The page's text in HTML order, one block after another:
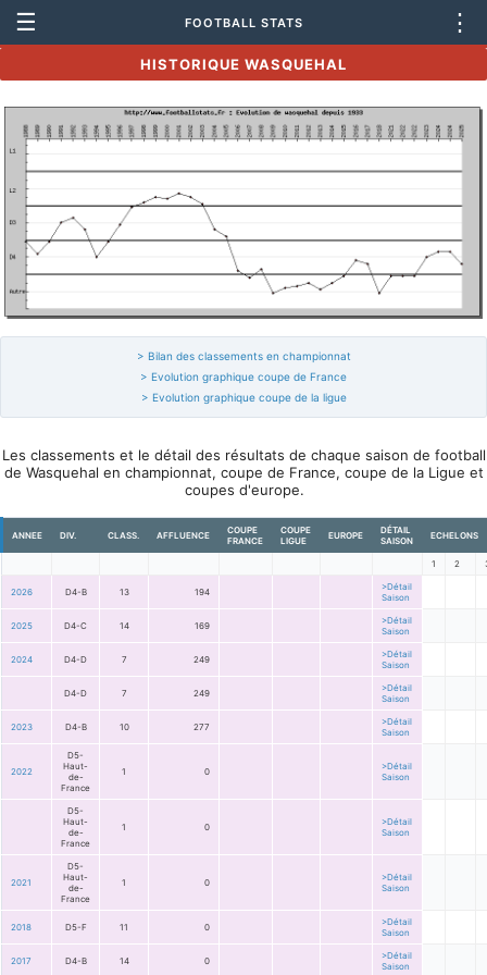
☰ FOOTBALL STATS ⋮
HISTORIQUE WASQUEHAL
> Bilan des classements en championnat
> Evolution graphique coupe de France
> Evolution graphique coupe de la ligue
Les classements et le détail des résultats de chaque saison de football
de Wasquehal en championnat, coupe de France, coupe de la Ligue et
coupes d'europe.
ANNEE DIV. CLASS. AFFLUENCE
COUPE
FRANCE
COUPE
LIGUE
EUROPE
DÉTAIL
SAISON
ECHELONS
1 2
2026 D4-B 13 194
>Détail
Saison
2025 D4-C 14 169
>Détail
Saison
2024 D4-D 7 249
>Détail
Saison
D4-D 7 249
>Détail
Saison
2023 D4-B 10 277
>Détail
Saison
2022
D5-
Haut-
de-
France
1 0
>Détail
Saison
D5-
Haut-
de-
France
1 0
>Détail
Saison
2021
D5-
Haut-
de-
France
1 0
>Détail
Saison
2018 D5-F 11 0
>Détail
Saison
2017 D4-B 14 0
>Détail
Saison